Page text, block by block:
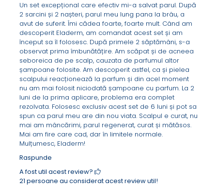
Un set excepțional care efectiv mi-a salvat parul. După
2 sarcini și 2 nașteri, parul meu lung pana la brâu, a
avut de suferit. Îmi cădea foarte, foarte mult. Când am
descoperit Eladerm, am comandat acest set și am
început sa îl folosesc. După primele 2 săptămâni, s-a
observat prima îmbunătățire. Am scăpat și de acneea
seboreica de pe scalp, cauzata de parfumul altor
șampoane folosite. Am descoperit astfel, ca și pielea
scalpului reacționează la parfum și din acel moment
nu am mai folosit niciodată șampoane cu parfum. La 2
luni de la prima aplicare, problema era complet
rezolvata. Folosesc exclusiv acest set de 6 luni și pot sa
spun ca parul meu are din nou viata. Scalpul e curat, nu
mai am mâncărimi, parul regenerat, curat și mătăsos.
Mai am fire care cad, dar în limitele normale.
Mulțumesc, Eladerm!
Raspunde
A fost util acest review?
21 persoane au considerat acest review util!